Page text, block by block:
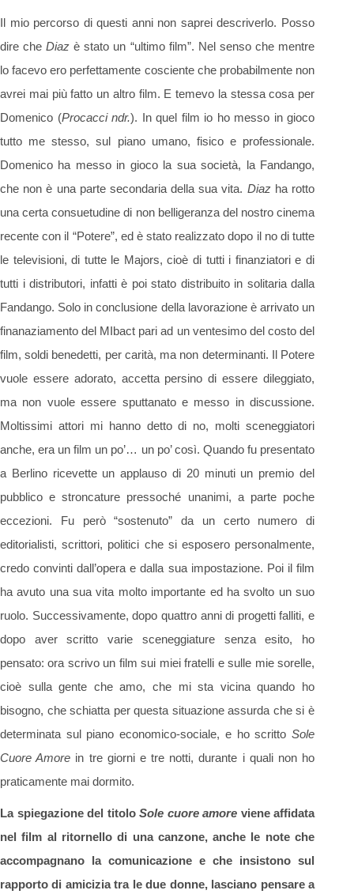
Il mio percorso di questi anni non saprei descriverlo. Posso
dire cheDiaz è stato un “ultimo film”. Nel senso che mentre
lo facevo ero perfettamente cosciente che probabilmente non
avrei mai più fatto un altro film. E temevo la stessa cosa per
Domenico (Procacci ndr.). In quel film io ho messo in gioco
tutto me stesso, sul piano umano, fisico e professionale.
Domenico ha messo in gioco la sua società, la Fandango,
che non è una parte secondaria della sua vita. Diazha rotto
una certa consuetudine di non belligeranza del nostro cinema
recente con il “Potere”, ed è stato realizzato dopo il no di tutte
le televisioni, di tutte le Majors, cioè di tutti i finanziatori e di
tutti i distributori, infatti è poi stato distribuito in solitaria dalla
Fandango. Solo in conclusione della lavorazione è arrivato un
finanaziamento del MIbact pari ad un ventesimo del costo del
film, soldi benedetti, per carità, ma non determinanti. Il Potere
vuole essere adorato, accetta persino di essere dileggiato,
ma non vuole essere sputtanato e messo in discussione.
Moltissimi attori mi hanno detto di no, molti sceneggiatori
anche, era un film un po’… un po’ così. Quando fu presentato
a Berlino ricevette un applauso di 20 minuti un premio del
pubblico e stroncature pressoché unanimi, a parte poche
eccezioni. Fu però “sostenuto” da un certo numero di
editorialisti, scrittori, politici che si esposero personalmente,
credo convinti dall’opera e dalla sua impostazione. Poi il film
ha avuto una sua vita molto importante ed ha svolto un suo
ruolo. Successivamente, dopo quattro anni di progetti falliti, e
dopo aver scritto varie sceneggiature senza esito, ho
pensato: ora scrivo un film sui miei fratelli e sulle mie sorelle,
cioè sulla gente che amo, che mi sta vicina quando ho
bisogno, che schiatta per questa situazione assurda che si è
determinata sul piano economico-sociale, e ho scritto Sole
Cuore Amore in tre giorni e tre notti, durante i quali non ho
praticamente mai dormito.
La spiegazione del titolo Sole cuore amore viene affidata
nel film al ritornello di una canzone, anche le note che
accompagnano la comunicazione e che insistono sul
rapporto di amicizia tra le due donne, lasciano pensare a